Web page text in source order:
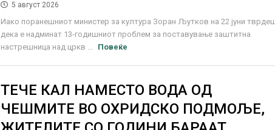
5 август 2026
Иако поранешниот министер за култура Зоран Љутков на 22 јуни
дека е надминат 13-годишниот проблем за поставување заштитна
настрешница над цркв ...
Повеќе
ТЕЧЕ КАЛ НАМЕСТО ВОДА ОД
ЧЕШМИТЕ ВО ОХРИДСКО ПОДМОЉЕ,